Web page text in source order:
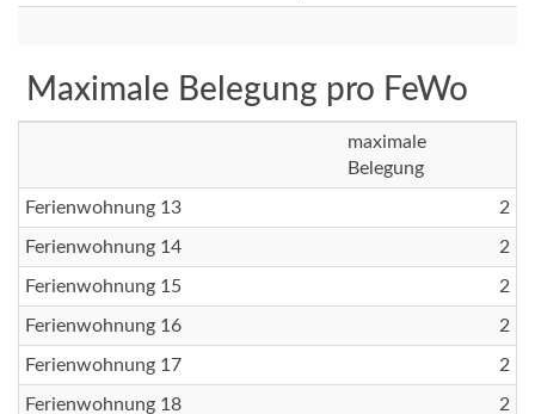
Maximale Belegung pro FeWo
maximale
Belegung
Ferienwohnung 13 2
Ferienwohnung 14 2
Ferienwohnung 15 2
Ferienwohnung 16 2
Ferienwohnung 17 2
Ferienwohnung 18 2